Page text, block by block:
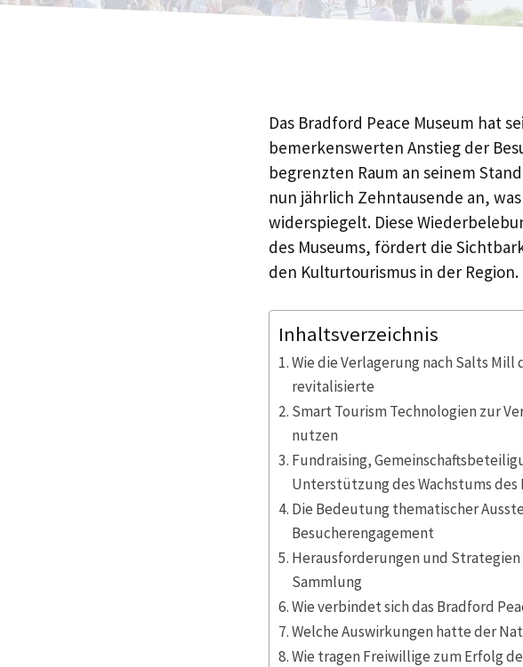
Das Bradford Peace Museum hat
bemerkenswerten Anstieg der
begrenzten Raum an seinem
nun jährlich Zehntausende an,
widerspiegelt. Diese
des Museums, fördert die
den Kulturtourismus in der Region.
Inhaltsverzeichnis
Wie die Verlagerung nach Salts
revitalisierte
Smart Tourism Technologien zur
nutzen
Fundraising,
Unterstützung des Wachstums des
Die Bedeutung thematischer
Besucherengagement
Herausforderungen und
Sammlung
Wie verbindet sich das Bradford
Welche Auswirkungen hatte der
Wie tragen Freiwillige zum Erfolg